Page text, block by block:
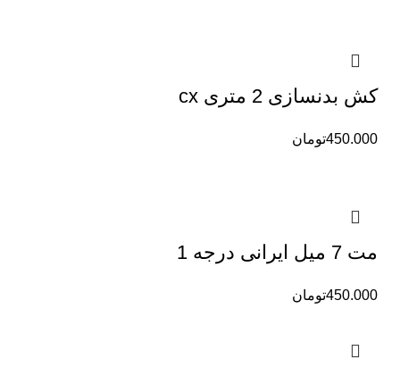
کش بدنسازی 2 متری cx
تومان450.000
مت 7 میل ایرانی درجه 1
تومان450.000